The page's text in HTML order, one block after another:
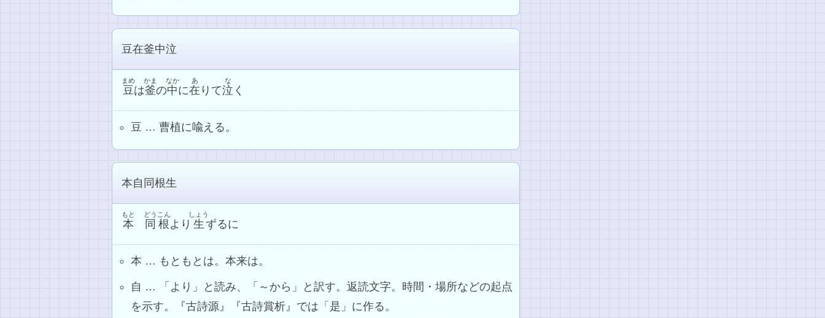
豆在釜中泣
豆
まめ
は釜
かま
の中
なか
に在
あ
りて泣
な
く
豆 … 曹植に喩える。
本自同根生
本
もと
同根
どうこん
より 生
しょう
ずるに
本 … もともとは。本来は。
自 … 「より」と読み、「～から」と訳す。返読文字。時間・場所などの起点
を示す。『古詩源』『古詩賞析』では「是」に作る。